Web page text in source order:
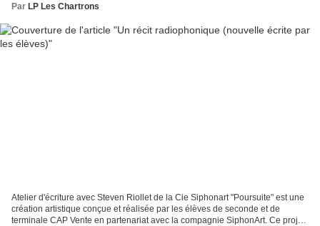
Par LP Les Chartrons
Atelier d'écriture avec Steven Riollet de la Cie Siphonart "Poursuite" est une
création artistique conçue et réalisée par les élèves de seconde et de
terminale CAP Vente en partenariat avec la compagnie SiphonArt. Ce projet